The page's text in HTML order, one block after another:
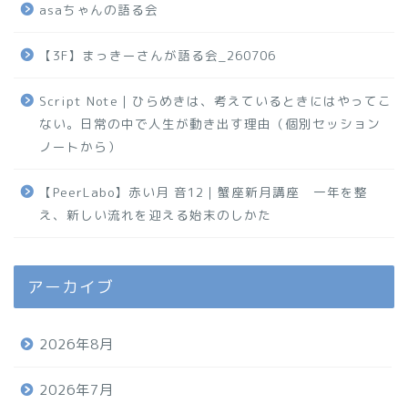
asaちゃんの語る会
【3F】まっきーさんが語る会_260706
Script Note｜ひらめきは、考えているときにはやってこ
ない。日常の中で人生が動き出す理由（個別セッション
ノートから）
【PeerLabo】赤い月 音12｜蟹座新月講座 一年を整
え、新しい流れを迎える始末のしかた
アーカイブ
2026年8月
2026年7月